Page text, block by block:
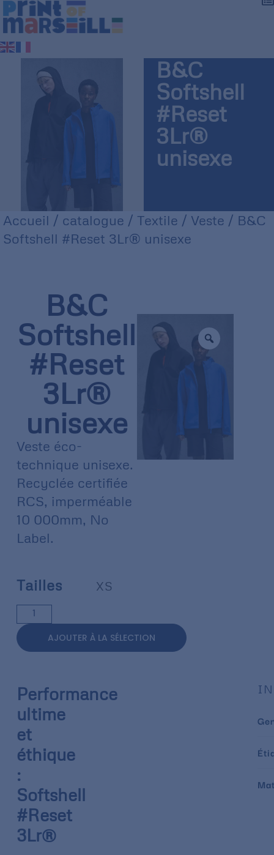
B&C
Softshell
#Reset
3Lr®
unisexe
Accueil / catalogue / Textile / Veste / B&C
Softshell #Reset 3Lr® unisexe
B&C
Softshell
#Reset
3Lr®
unisexe
Veste éco-
technique unisexe.
Recyclée certifiée
RCS, imperméable
10 000mm, No
Label.
Tailles XS
AJOUTER À LA SÉLECTION
Performance
ultime
et
éthique
:
Softshell
#Reset
3Lr®